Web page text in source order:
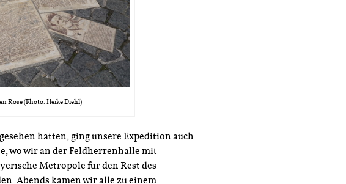
Rose (Photo: Heike Diehl)
hatten, ging unsere Expedition auch
wo wir an der Feldherrenhalle mit
Metropole für den Rest des
Abends kamen wir alle zu einem